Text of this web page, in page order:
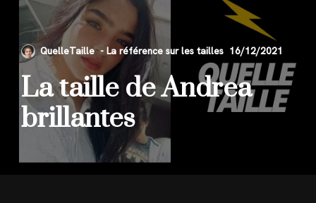
QuelleTaille 16/12/2021
La taille de Andrea
brillantes